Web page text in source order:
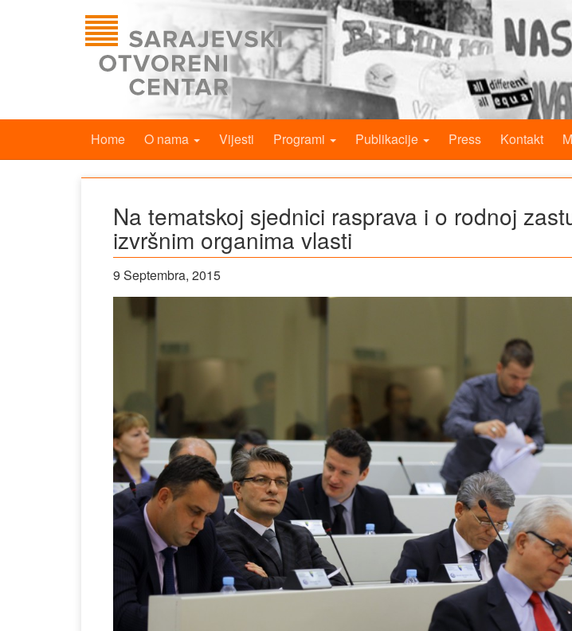
Home O nama Vijesti Programi Publikacije Press Kontakt
Na tematskoj sjednici rasprava i o rodnoj
izvršnim organima vlasti
9 Septembra, 2015